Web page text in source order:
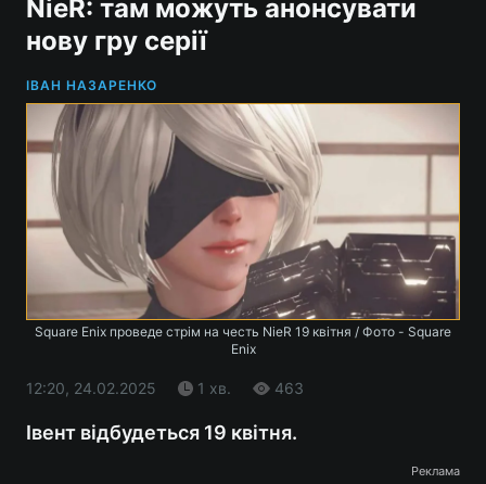
NieR: там можуть анонсувати
нову гру серії
ІВАН НАЗАРЕНКО
Square Enix проведе стрім на честь NieR 19 квітня / Фото - Square
Enix
12:20, 24.02.2025 1 хв. 463
Івент відбудеться 19 квітня.
Реклама